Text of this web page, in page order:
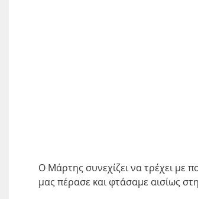
Ο Μάρτης συνεχίζει να τρέχει με
μας πέρασε και φτάσαμε αισίως